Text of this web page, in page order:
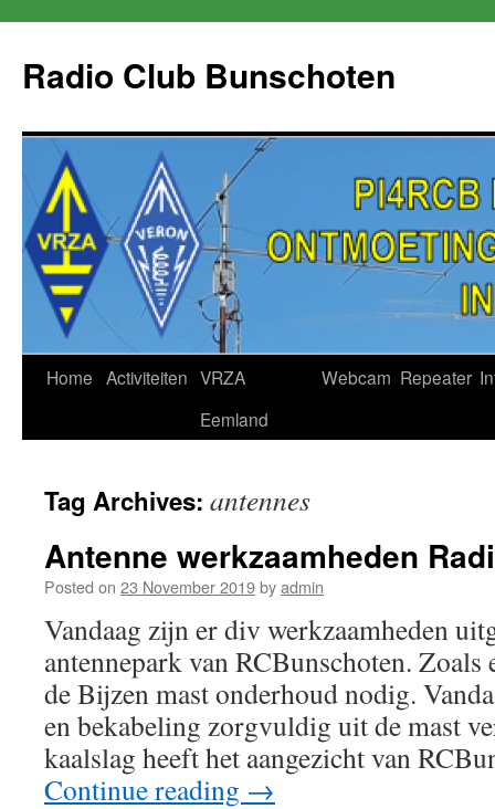
content
Radio Club Bunschoten
Home Activiteiten VRZA
Eemland
Webcam Repeater
Tag Archives: antennes
Antenne werkzaamheden
Posted on 23 November 2019byadmin
Vandaag zijn er div werkzaamheden
antennepark van RCBunschoten. Zoals
de Bijzen mast onderhoud nodig.
en bekabeling zorgvuldig uit de mast
kaalslag heeft het aangezicht van
Continue reading →